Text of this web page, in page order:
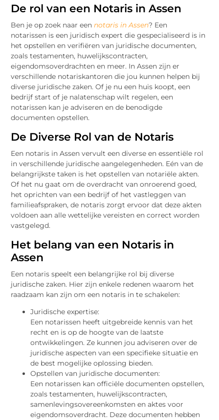
De rol van een Notaris in Assen
Ben je op zoek naar eennotaris in Assen? Een
notarissen is een juridisch expert die gespecialiseerd is in
het opstellen en verifiëren van juridische documenten,
zoals testamenten, huwelijkscontracten,
eigendomsoverdrachten en meer. In Assen zijn er
verschillende notariskantoren die jou kunnen helpen bij
diverse juridische zaken. Of je nu een huis koopt, een
bedrijf start of je nalatenschap wilt regelen, een
notarissen kan je adviseren en de benodigde
documenten opstellen.
De Diverse Rol van de Notaris
Een notaris in Assen vervult een diverse en essentiële rol
in verschillende juridische aangelegenheden. Eén van de
belangrijkste taken is het opstellen van notariële akten.
Of het nu gaat om de overdracht van onroerend goed,
het oprichten van een bedrijf of het vastleggen van
familieafspraken, de notaris zorgt ervoor dat deze akten
voldoen aan alle wettelijke vereisten en correct worden
vastgelegd.
Het belang van een Notaris in
Assen
Een notaris speelt een belangrijke rol bij diverse
juridische zaken. Hier zijn enkele redenen waarom het
raadzaam kan zijn om een notaris in te schakelen:
Juridische expertise:
Een notarissen heeft uitgebreide kennis van het
recht en is op de hoogte van de laatste
ontwikkelingen. Ze kunnen jou adviseren over de
juridische aspecten van een specifieke situatie en
de best mogelijke oplossing bieden.
Opstellen van juridische documenten:
Een notarissen kan officiële documenten opstellen,
zoals testamenten, huwelijkscontracten,
samenlevingsovereenkomsten en aktes voor
eigendomsoverdracht. Deze documenten hebben